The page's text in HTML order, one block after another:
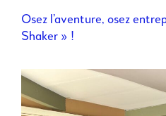
Osez l’aventure, osez
Shaker » !